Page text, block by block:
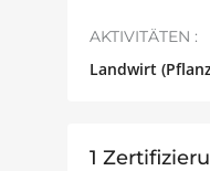
AKTIVITÄTEN :
Landwirt
1